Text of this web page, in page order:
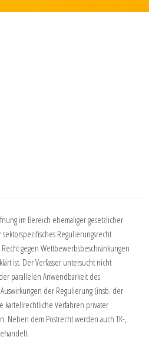
im Bereich ehemaliger gesetzlicher
Regulierungsrecht
gegen Wettbewerbsbeschränkungen
ist. Der Verfasser untersucht nicht
parallelen Anwendbarkeit des
der Regulierung (insb. der
kartellrechtliche Verfahren privater
Neben dem Postrecht werden auch TK-,